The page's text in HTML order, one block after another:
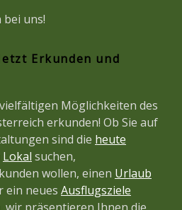
uns!
Erkunden und
Möglichkeiten des
erkunden! Ob Sie auf
sind die heute
Lokal suchen,
wollen, einen Urlaub
ein neues Ausflugsziele